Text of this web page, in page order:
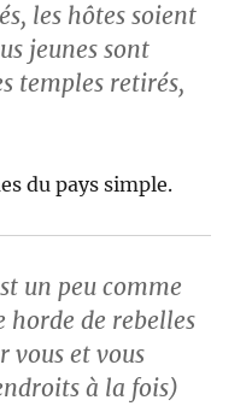
les hôtes soient
jeunes sont
temples retirés,
du pays simple.
un peu comme
de rebelles
vous et vous
à la fois)